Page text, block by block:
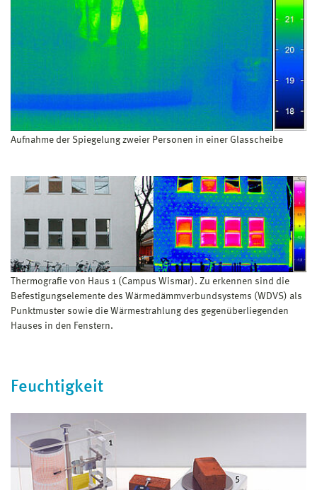
Aufnahme der Spiegelung zweier Personen in einer Glasscheibe
Thermografie von Haus 1 (Campus Wismar). Zu erkennen sind die
Befestigungselemente des Wärmedämmverbundsystems (WDVS) als
Punktmuster sowie die Wärmestrahlung des gegenüberliegenden
Hauses in den Fenstern.
Feuchtigkeit